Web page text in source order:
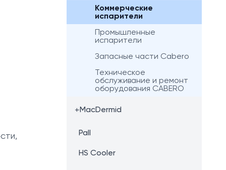
Коммерческие
испарители
Промышленные
испарители
Запасные части Cabero
Техническое
обслуживание и ремонт
оборудования CABERO
+MacDermid
Pall
HS Cooler